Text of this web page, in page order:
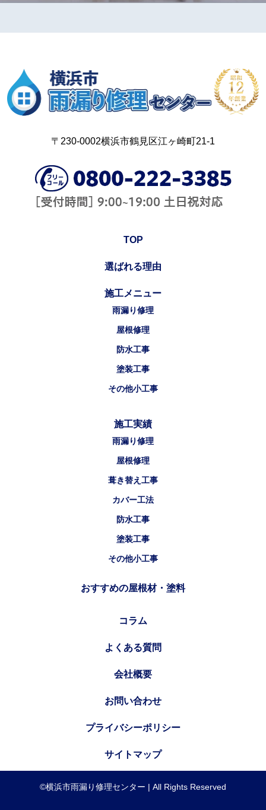
〒230-0002横浜市鶴見区江ヶ崎町21-1
TOP
選ばれる理由
施工メニュー
雨漏り修理
屋根修理
防水工事
塗装工事
その他小工事
施工実績
雨漏り修理
屋根修理
葺き替え工事
カバー工法
防水工事
塗装工事
その他小工事
おすすめの屋根材・塗料
コラム
よくある質問
会社概要
お問い合わせ
プライバシーポリシー
サイトマップ
©横浜市雨漏り修理センター | All Rights Reserved